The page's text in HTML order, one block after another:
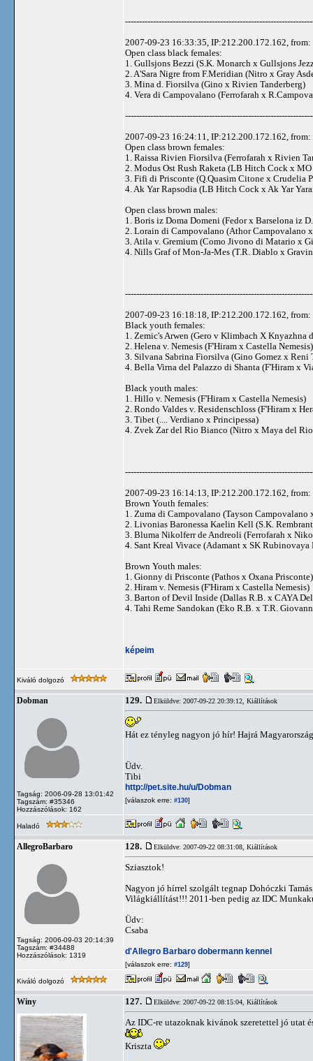
2007-09-23 16:33:35, IP:212.200.172.162, from:
Open class black females:
1. Gullsjons Bezzi (S.K. Monarch x Gullsjons
2. A'Sara Nigre from F.Meridian (Nitro x Gray
3. Mina d. Fiorsilva (Gino x Rivien Tanderberg)
4. Vera di Campovalano (Ferrofarah x
2007-09-23 16:24:11, IP:212.200.172.162, from:
Open class brown females:
1. Raissa Rivien Fiorsilva (Ferrofarah x Rivien
2. Modus Ost Rush Raketa (LB Hitch Cock x
3. Fifi di Prisconte (Q.Quasim Citone x Crudelia
4. Ak Yar Rapsodia (LB Hitch Cock x Ak Yar
Open class brown males:
1. Boris iz Doma Domeni (Fedor x Barselona iz
2. Lorain di Campovalano (Athor Campovalano
3. Atila v. Gremium (Como Jivono di Matario x
4. Nills Graf of Mon-Ja-Mes (T.R. Diablo x
2007-09-23 16:18:18, IP:212.200.172.162, from:
Black youth females:
1. Zemic's Arwen (Gero v Klimbach X Knyazhna
2. Helena v. Nemesis (F'Hiram x Castella Nemesis)
3. Silvana Sabrina Fiorsilva (Gino Gomez x Reni
4. Bella Virna del Palazzo di Shanta (F'Hiram x
Black youth males:
1. Hillo v. Nemesis (F'Hiram x Castella Nemesis)
2. Rondo Valdes v. Residenschloss (F'Hiram x
3. Tibet (.... Verdiano x Principessa)
4. Zvek Zar del Rio Bianco (Nitro x Maya del
2007-09-23 16:14:13, IP:212.200.172.162, from:
Brown Youth females:
1. Zuma di Campovalano (Tayson
2. Livonias Baronessa Kaelin Kell (S.K.
3. Bluma Nikolferr de Andreoli (Ferrofarah x
4. Sant Kreal Vivace (Adamant x SK Rubinovaya
Brown Youth males:
1. Gionny di Prisconte (Pathos x Oxana Prisconte)
2. Hiram v. Nemesis (F'Hiram x Castella Nemesis)
3. Barton of Devil Inside (Dallas R.B. x CAYA
4. Tahi Reme Sandokan (Eko R.B. x T.R.
képeim
Kiváló dolgozó
Dobman
Tagság: 2006-09-28 13:01:42
Tagszám: #35346
Hozzászólások: 162
129. Elküldve: 2007-09-22 20:39:12, Kiállítások
Hát ez tényleg nagyon jó hír! Hajrá
Üdv.
Tibi
http://pet.site.hu/u/Dobman
[válaszok erre: #130]
Haladó
AllegroBarbaro
Tagság: 2006-09-03 20:14:39
Tagszám: #34488
Hozzászólások: 1319
128. Elküldve: 2007-09-22 08:31:08, Kiállítások
Sziasztok!
Nagyon jó hírrel szolgált tegnap Dohóczki
Világkiállítást!!! 2011-ben pedig az IDC
Üdv:
Csaba
d'Allegro Barbaro dobermann kennel
[válaszok erre: #129]
Kiváló dolgozó
Winy 127. Elküldve: 2007-09-22 08:15:04, Kiállítások
Az IDC-re utazoknak kivánok szeretettel jó utat
Kriszta